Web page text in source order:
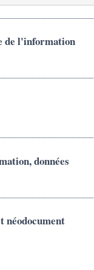
de l'information
données
néodocument